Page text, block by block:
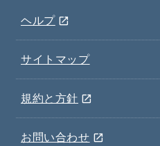
ヘルプ open_in_new
サイトマップ
規約と方針 open_in_new
お問い合わせ open_in_new